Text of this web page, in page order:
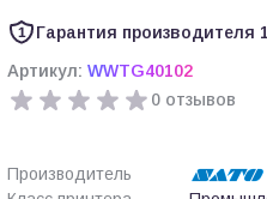
Гарантия производителя
Артикул: WWTG40102
0 отзывов
Производитель